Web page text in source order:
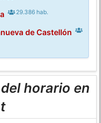
29.386 hab.
de Castellón
horario en